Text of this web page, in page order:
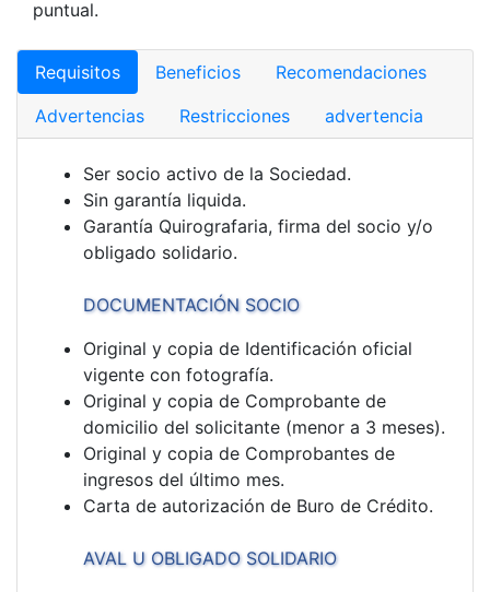
Requisitos Beneficios
Recomendaciones
Advertencias
Restricciones advertencia
Ser socio activo de la Sociedad.
Sin garantía liquida.
Garantía Quirografaria, firma del socio y/o
obligado solidario.
DOCUMENTACIÓN SOCIO
Original y copia de Identificación oficial
vigente con fotografía.
Original y copia de Comprobante de
domicilio del solicitante (menor a 3 meses).
Original y copia de Comprobantes de
ingresos del último mes.
Carta de autorización de Buro de Crédito.
AVAL U OBLIGADO SOLIDARIO